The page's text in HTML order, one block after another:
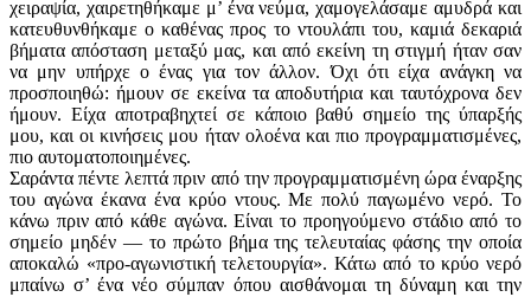
χειραψία, χαιρετηθήκαμε μ’ ένα νεύμα, χαμογελάσαμε αμυδρά και
κατευθυνθήκαμε ο καθένας προς το ντουλάπι του, καμιά δεκαριά
βήματα απόσταση μεταξύ μας, και από εκείνη τη στιγμή ήταν σαν
να μην υπήρχε ο ένας για τον άλλον. Όχι ότι είχα ανάγκη να
προσποιηθώ: ήμουν σε εκείνα τα αποδυτήρια και ταυτόχρονα δεν
ήμουν. Είχα αποτραβηχτεί σε κάποιο βαθύ σημείο της ύπαρξής
μου, και οι κινήσεις μου ήταν ολοένα και πιο προγραμματισμένες,
πιο αυτοματοποιημένες.
Σαράντα πέντε λεπτά πριν από την προγραμματισμένη ώρα έναρξης
του αγώνα έκανα ένα κρύο ντους. Με πολύ παγωμένο νερό. Το
κάνω πριν από κάθε αγώνα. Είναι το προηγούμενο στάδιο από το
σημείο μηδέν — το πρώτο βήμα της τελευταίας φάσης την οποία
αποκαλώ «προ-αγωνιστική τελετουργία». Κάτω από το κρύο νερό
μπαίνω σ’ ένα νέο σύμπαν όπου αισθάνομαι τη δύναμη και την